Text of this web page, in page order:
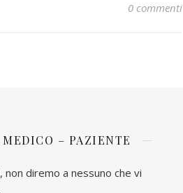
0 commenti
MEDICO – PAZIENTE
non diremo a nessuno che vi